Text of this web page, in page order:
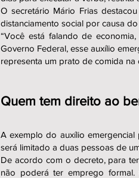
O secretário Mário Frias
distanciamento social por causa
“Você está falando de
Governo Federal, esse auxílio
representa um prato de comida
Quem tem direito ao
A exemplo do auxílio
será limitado a duas pessoas de
De acordo com o decreto, para
não poderá ter emprego formal.